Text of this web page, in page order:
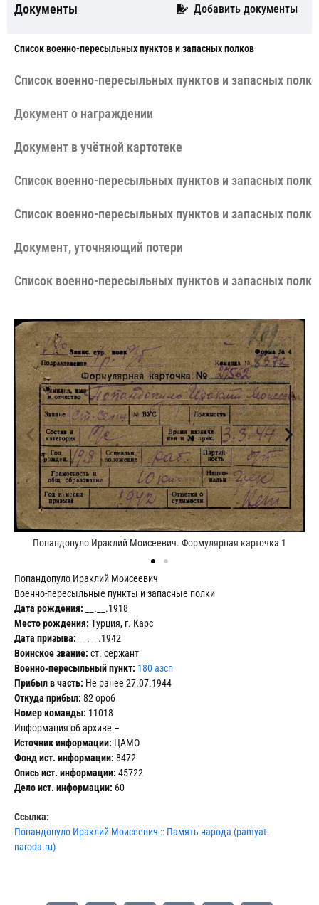
Документы Добавить документы
Cписок военно-пересыльных пунктов и запасных полков
Cписок военно-пересыльных пунктов и запасных
Документ о награждении
Документ в учётной картотеке
Cписок военно-пересыльных пунктов и запасных
Cписок военно-пересыльных пунктов и запасных
Документ, уточняющий потери
Cписок военно-пересыльных пунктов и запасных
Попандопуло Ираклий Моисеевич. Формулярная карточка 1
Попандопуло Ираклий Моисеевич
Военно-пересыльные пункты и запасные полки
Дата рождения: __.__.1918
Место рождения: Турция, г. Карс
Дата призыва: __.__.1942
Воинское звание: ст. сержант
Военно-пересыльный пункт: 180 азсп
Прибыл в часть: Не ранее 27.07.1944
Откуда прибыл: 82 ороб
Номер команды: 11018
Информация об архиве –
Источник информации: ЦАМО
Фонд ист. информации: 8472
Опись ист. информации: 45722
Дело ист. информации: 60
Ссылка:
Попандопуло Ираклий Моисеевич :: Память народа (pamyat-
naroda.ru)